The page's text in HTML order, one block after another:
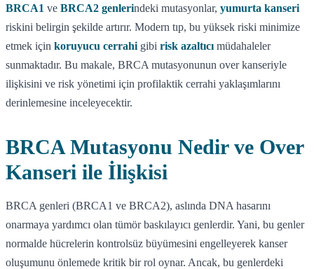
BRCA1 ve BRCA2 genlerindeki mutasyonlar, yumurta kanseri
riskini belirgin şekilde artırır. Modern tıp, bu yüksek riski minimize
etmek için koruyucu cerrahi gibi risk azaltıcı müdahaleler
sunmaktadır. Bu makale, BRCA mutasyonunun over kanseriyle
ilişkisini ve risk yönetimi için profilaktik cerrahi yaklaşımlarını
derinlemesine inceleyecektir.
BRCA Mutasyonu Nedir ve Over
Kanseri ile İlişkisi
BRCA genleri (BRCA1 ve BRCA2), aslında DNA hasarını
onarmaya yardımcı olan tümör baskılayıcı genlerdir. Yani, bu genler
normalde hücrelerin kontrolsüz büyümesini engelleyerek kanser
oluşumunu önlemede kritik bir rol oynar. Ancak, bu genlerdeki